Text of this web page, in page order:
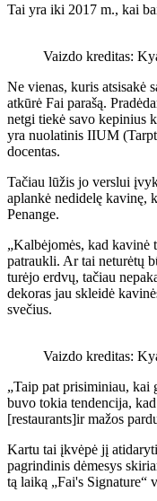
Tai yra iki 2017 m., kai
Vaizdo kreditas:
Ne vienas, kuris atsisakė
atkūrė Fai parašą.
netgi tiekė savo kepinius
yra nuolatinis IIUM
docentas.
Tačiau lūžis jo verslui
aplankė nedidelę kavinę,
Penange.
„Kalbėjomės, kad
patraukli. Ar tai neturėtų
turėjo erdvų, tačiau
dekoras jau skleidė
svečius.
Vaizdo kreditas:
„Taip pat prisiminiau, kai
buvo tokia tendencija,
[restaurants]ir mažos
Kartu tai įkvėpė jį
pagrindinis dėmesys
tą laiką „Fai's Signature“